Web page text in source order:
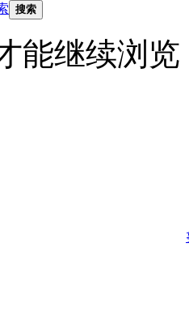
搜索
能继续浏览